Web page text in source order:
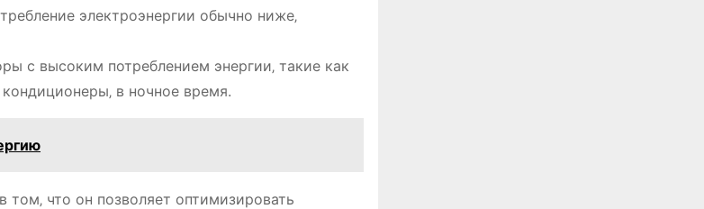
электроэнергии обычно ниже‚
с высоким потреблением энергии‚ такие как
в ночное время.
что он позволяет оптимизировать